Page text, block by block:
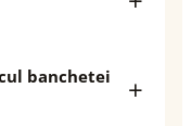
banchetei